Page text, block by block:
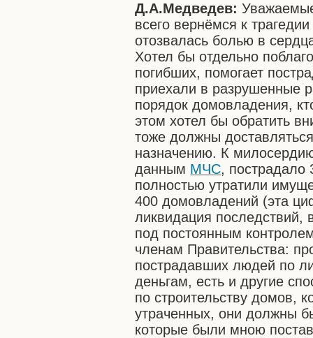
Д.А.Медведев:
всего вернёмся к
отозвалась болью в
Хотел бы отдельно
погибших, помогает
приехали в разрушенные
порядок домовладения,
этом хотел бы обратить
тоже должны
назначению. К
данным МЧС, пострадало
полностью утратили
400 домовладений (эта
ликвидация последствий,
под постоянным
членам Правительства:
пострадавших людей по
деньгам, есть и другие
по строительству домов,
утраченных, они должны
которые были мною